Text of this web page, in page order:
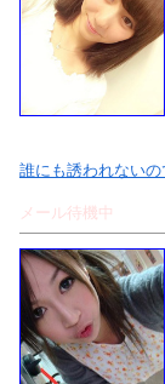
誰にも誘われない
メール待機中